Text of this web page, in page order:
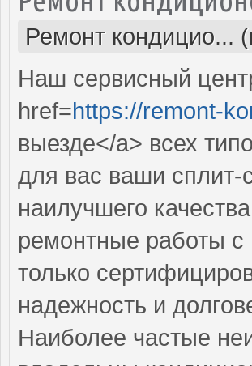
Ремонт кондицио...
Наш сервисный
href=https://remont-
выезде</a> всех
для вас ваши сплит-
наилучшего
ремонтные работы с
только
надежность и
Наиболее частые